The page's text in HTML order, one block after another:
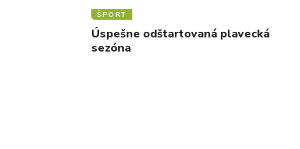
ŠPORT
Úspešne odštartovaná plavecká
sezóna